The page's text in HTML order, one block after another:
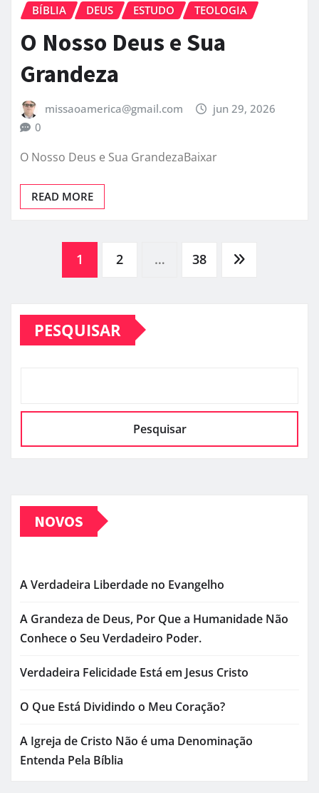
BÍBLIA DEUS ESTUDO TEOLOGIA
O Nosso Deus e Sua
Grandeza
missaoamerica@gmail.com
jun 29, 2026
0
O Nosso Deus e Sua GrandezaBaixar
READ MORE
Paginação
de
posts
1 2 … 38
PESQUISAR
Pesquisar
NOVOS
A Verdadeira Liberdade no Evangelho
A Grandeza de Deus, Por Que a Humanidade Não
Conhece o Seu Verdadeiro Poder.
Verdadeira Felicidade Está em Jesus Cristo
O Que Está Dividindo o Meu Coração?
A Igreja de Cristo Não é uma Denominação
Entenda Pela Bíblia